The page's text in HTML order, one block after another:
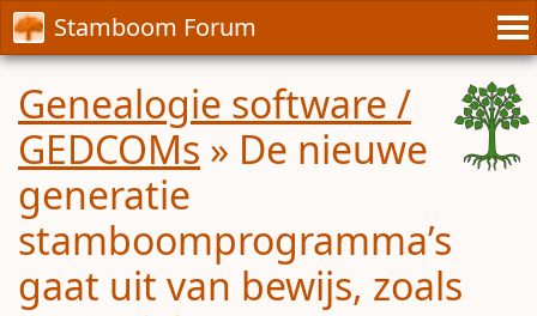
Stamboom Forum
Genealogie software /
GEDCOMs » De nieuwe
generatie
stamboomprogramma’s
gaat uit van bewijs, zoals